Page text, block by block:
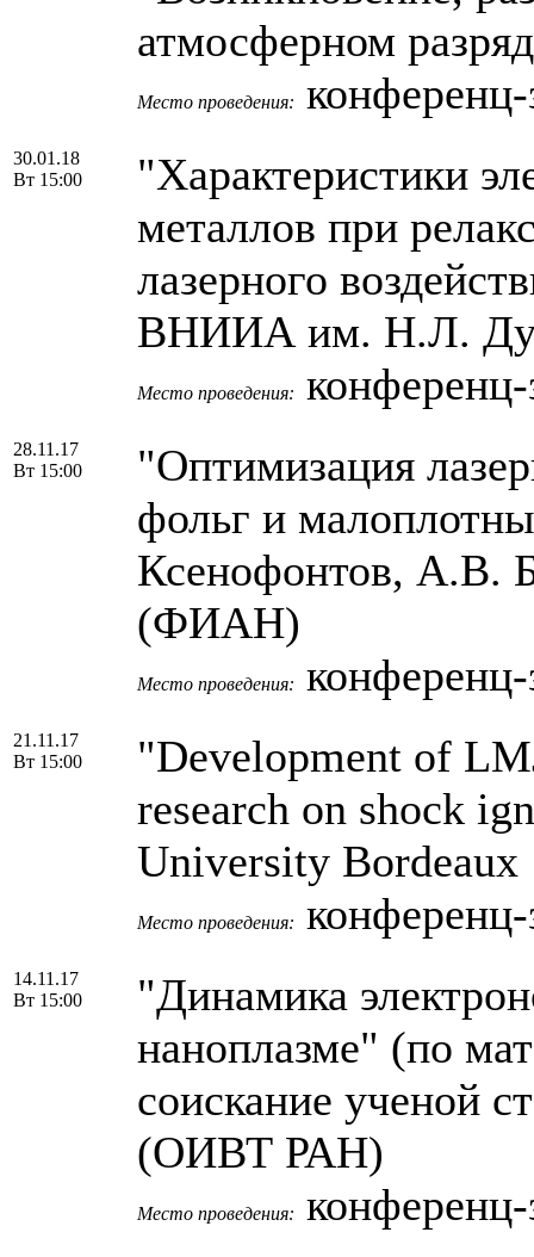
атмосферном
Место проведения:
30.01.18
Вт 15:00
"Характеристики
металлов при
лазерного
ВНИИА им. Н.Л.
Место проведения:
28.11.17
Вт 15:00
"Оптимизация
фольг и
Ксенофонтов, А.В.
(ФИАН)
Место проведения:
21.11.17
Вт 15:00
"Development of
research on shock
University Bordeaux
Место проведения:
14.11.17
Вт 15:00
"Динамика
наноплазме" (по
соискание ученой
(ОИВТ РАН)
Место проведения: